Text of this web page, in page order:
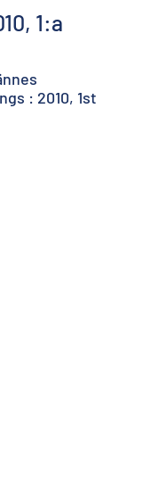
1:a
: 2010, 1st